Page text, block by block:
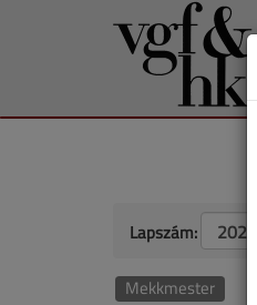
Lapszám:
Mekkmester